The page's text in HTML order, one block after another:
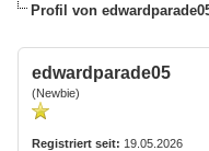
Profil von
edwardparade05
(Newbie)
Registriert seit: 19.05.2026